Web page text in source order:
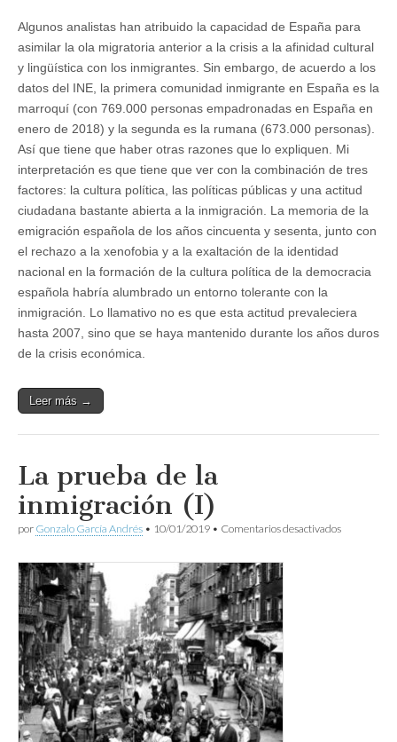
Algunos analistas han atribuido la capacidad de España para
asimilar la ola migratoria anterior a la crisis a la afinidad cultural
y lingüística con los inmigrantes. Sin embargo, de acuerdo a los
datos del INE, la primera comunidad inmigrante en España es la
marroquí (con 769.000 personas empadronadas en España en
enero de 2018) y la segunda es la rumana (673.000 personas).
Así que tiene que haber otras razones que lo expliquen. Mi
interpretación es que tiene que ver con la combinación de tres
factores: la cultura política, las políticas públicas y una actitud
ciudadana bastante abierta a la inmigración. La memoria de la
emigración española de los años cincuenta y sesenta, junto con
el rechazo a la xenofobia y a la exaltación de la identidad
nacional en la formación de la cultura política de la democracia
española habría alumbrado un entorno tolerante con la
inmigración. Lo llamativo no es que esta actitud prevaleciera
hasta 2007, sino que se haya mantenido durante los años duros
de la crisis económica.
Leer más →
La prueba de la
inmigración (I)
por Gonzalo García Andrés • 10/01/2019 • Comentarios desactivadosen